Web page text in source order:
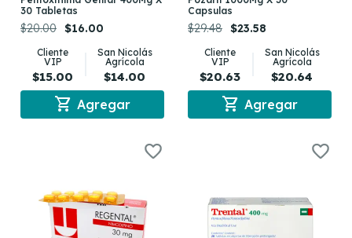
30 Tabletas
$20.00 $16.00
Cliente
VIP
$15.00
San Nicolás
Agrícola
$14.00
shopping_cart Agregar
Capsulas
$29.48 $23.58
Cliente
VIP
$20.63
San Nicolás
Agrícola
$20.64
shopping_cart Agregar